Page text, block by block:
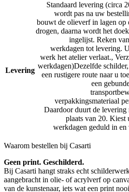
Levering
Standaard levering (circa
wordt pas na uw
bouwt de olieverf in lagen op
drogen, daarna wordt het
ingelijst. Reken
werkdagen tot levering.
werk het atelier verlaat.,
werkdagen)Dezelfde
een rustigere route naar u
een
verpakkingsmateriaal
Daardoor duurt de
plaats van 20. Kiest
werkdagen geduld in
Waarom bestellen bij Casarti
Geen print. Geschilderd.
Bij Casarti hangt straks echt
aangebracht in olie- of acrylverf op
van de kunstenaar, iets wat een print